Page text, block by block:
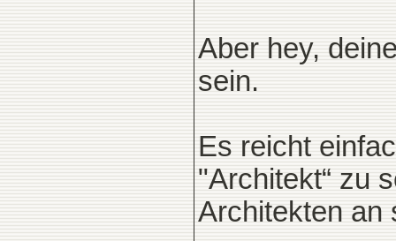
Aber hey,
sein.
Es reicht
"Architekt“ zu
Architekten an